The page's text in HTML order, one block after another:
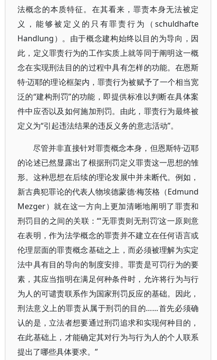
法概念的本质特征。在其看来，罪责本身无法被定
义，能够被定义的只有罪责行为（schuldhafte
Handlung）。由于概念建构始终以目的为导向，因
此，定义罪责行为的工作实质上就等同于阐明这一概
念在实现刑法目的的过程中具有怎样的功能。在恩斯
特·迈耶的理论框架内，罪责行为被赋予了一个相当宽
泛的“建构刑罚”的功能，即提供标准以判断在具体案
件中应否以及如何施加刑罚。由此，罪责行为最终被
定义为“引起违法结果的违反义务的意志活动”。
尽管并非直接针对罪责概念本身，但恩斯特·迈耶
的论述已然显露出了根据刑罚定义罪责这一思想的雏
形。这种思想在后续的理论发展中并未断代。例如，
新古典犯罪论的代表人物埃德蒙德·梅茨格（Edmund
Mezger）就在这一方向上更加清晰地阐明了罪责和
刑罚目的之间的关联：“‘无罪责则无刑罚’这一原则意
在表明，作为法学概念的罪责并不建立在任何语言或
伦理层面的罪责概念基础之上，而必须被理解为实定
法中具有目的导向的制度安排。罪责是可罚行为的要
素，其应当指明在满足何种条件时，允许将行为与行
为人的可谴责联系作为国家刑罚反应的基础。因此，
刑法意义上的罪责从属于刑罚的目的……首先必须确
认的是，立法者想要通过刑罚追求和实现何种目的，
在此基础上，才能确定其对行为与行为人的个人联系
提出了哪些具体要求。”